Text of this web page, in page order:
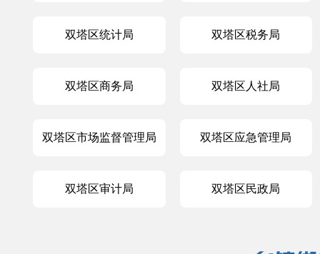
双塔区统计局 双塔区税务局
双塔区商务局 双塔区人社局
双塔区市场监督管理局 双塔区应急管理局
双塔区审计局 双塔区民政局